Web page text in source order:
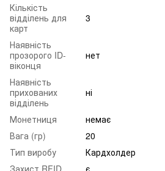
Кількість
відділень для
карт
3
Наявність
прозорого ID-
віконця
нет
Наявність
прихованих
відділень
ні
Монетниця
немає
Вага (гр)
20
Тип виробу
Кардхолдер
Захист RFID
є